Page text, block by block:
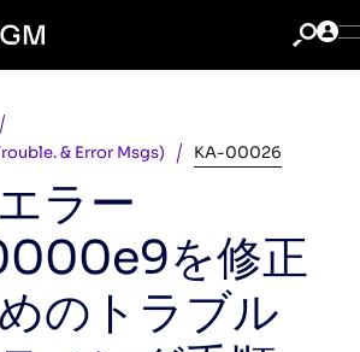
& Error Msgs)
KA-00026
ラー
を修正
のトラブル